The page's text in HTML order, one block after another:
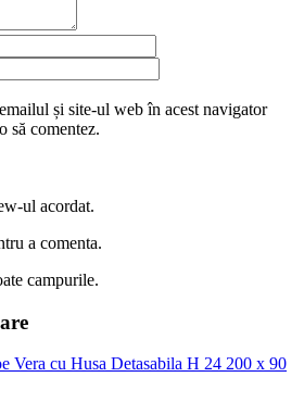
și site-ul web în acest navigator
să comentez.
ul acordat.
a comenta.
campurile.